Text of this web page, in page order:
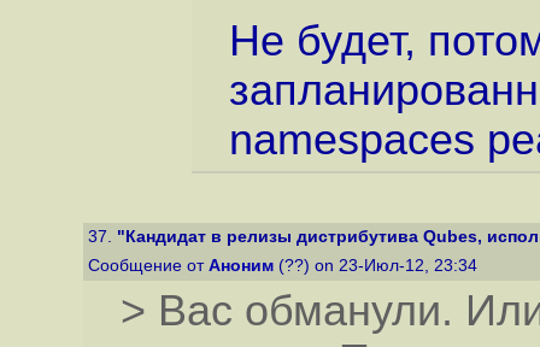
Не будет,
namespaces
37. "Кандидат в релизы дистрибутива Qubes,
Сообщение от Аноним (??) on 23-Июл-12, 23:34
> Вас обманули.